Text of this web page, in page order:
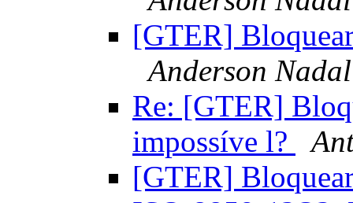
[GTER]
Anderson Nadal
Re: [GTER]
impossíve l?
[GTER]